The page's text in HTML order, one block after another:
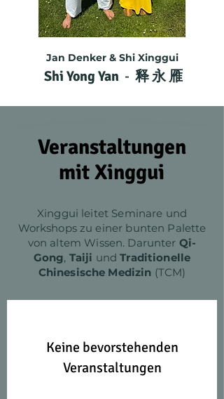
Jan Denker & Shi Xinggui
Shi Yong Yan - 释 永 雁
Veranstaltungen
mit Xinggui
Xinggui leitet Seminare und
Workshops zu einer bunten Palette
von altem Wissen. Darunter Qi-
Gong, Taiji undTraditionelle
Chinesische Medizin (TCM)
Keine bevorstehenden
Veranstaltungen